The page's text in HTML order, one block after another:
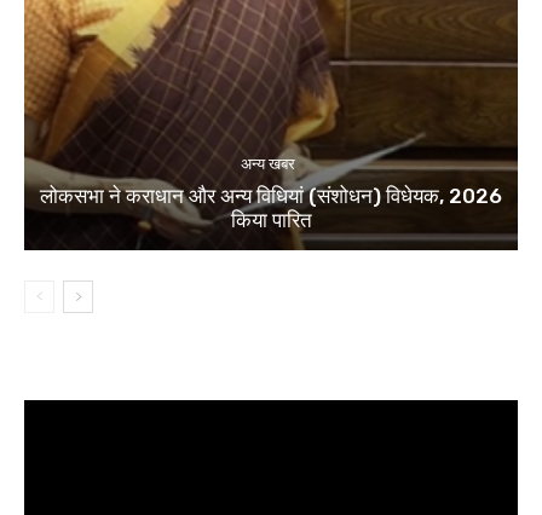
अन्य खबर
लोकसभा ने कराधान और अन्य विधियां (संशोधन) विधेयक, 2026
किया पारित